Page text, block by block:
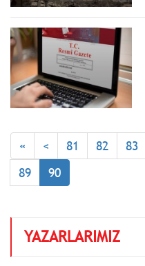
« < 81 82 83
89
90
YAZARLARIMIZ